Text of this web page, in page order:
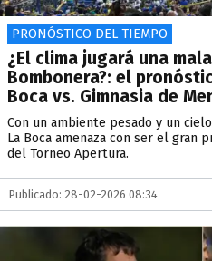
PRONÓSTICO DEL TIEMPO
¿El clima jugará una
Bombonera?: el
Boca vs. Gimnasia de
Con un ambiente pesado y un
La Boca amenaza con ser el gran
del Torneo Apertura.
Publicado: 28-02-2026 08:34